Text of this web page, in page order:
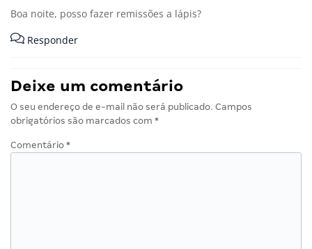
Boa noite, posso fazer remissões a lápis?
Responder
Deixe um comentário
O seu endereço de e-mail não será publicado. Campos
obrigatórios são marcados com *
Comentário *